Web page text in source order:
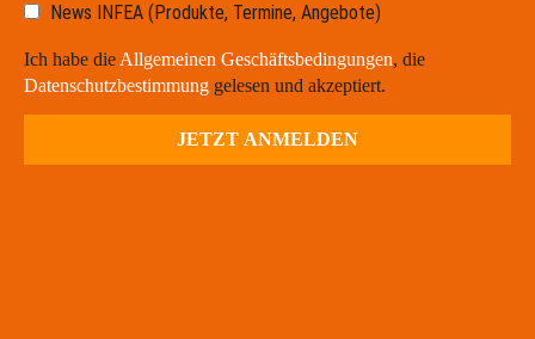
News INFEA (Produkte, Termine, Angebote)
Ich habe die Allgemeinen Geschäftsbedingungen, die
Datenschutzbestimmung gelesen und akzeptiert.